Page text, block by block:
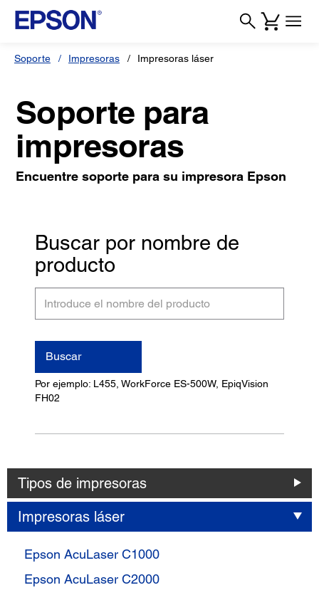
Soporte Impresoras Impresoras láser
Soporte para
impresoras
Encuentre soporte para su impresora Epson
Buscar por nombre de
producto
del
producto
Buscar
Por ejemplo: L455, WorkForce ES-500W, EpiqVision
FH02
Tipos de impresoras
Impresoras láser
Epson AcuLaser C1000
Epson AcuLaser C2000